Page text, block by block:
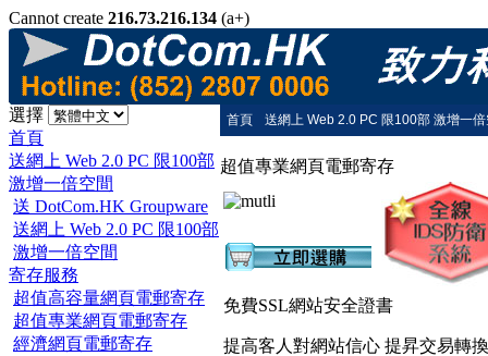
Cannot create 216.73.216.134 (a+)
選擇
首頁
送網上 Web 2.0 PC 限100部
激增一倍空間
送 DotCom.HK Groupware
送網上 Web 2.0 PC 限100部
激增一倍空間
寄存服務
超值高容量網頁電郵寄存
超值專業網頁電郵寄存
經濟網頁電郵寄存
首頁 送網上 Web 2.0 PC 限100部 激增一
超值專業網頁電郵寄存
免費SSL網站安全證書
提高客人對網站信心 提昇交易轉